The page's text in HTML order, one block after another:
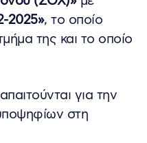
2025», το οποίο
της και το οποίο
για την
στη